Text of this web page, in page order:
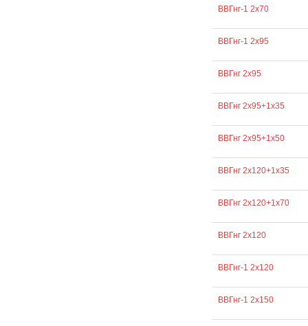
ВВГнг-1 2х70
ВВГнг-1 2х95
ВВГнг 2х95
ВВГнг 2х95+1х35
ВВГнг 2х95+1х50
ВВГнг 2х120+1х35
ВВГнг 2х120+1х70
ВВГнг 2х120
ВВГнг-1 2х120
ВВГнг-1 2х150